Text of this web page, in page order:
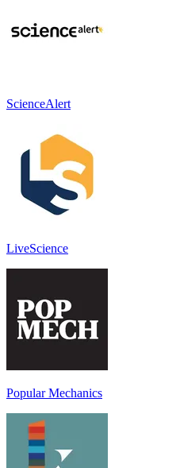
ScienceAlert
LiveScience
Popular Mechanics